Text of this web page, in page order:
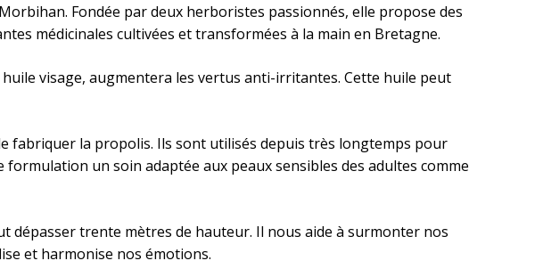
Fondée par deux herboristes passionnés, elle propose des
médicinales cultivées et transformées à la main en Bretagne.
huile visage, augmentera les vertus anti-irritantes. Cette huile peut
fabriquer la propolis. Ils sont utilisés depuis très longtemps pour
un soin adaptée aux peaux sensibles des adultes comme
dépasser trente mètres de hauteur. Il nous aide à surmonter nos
et harmonise nos émotions.